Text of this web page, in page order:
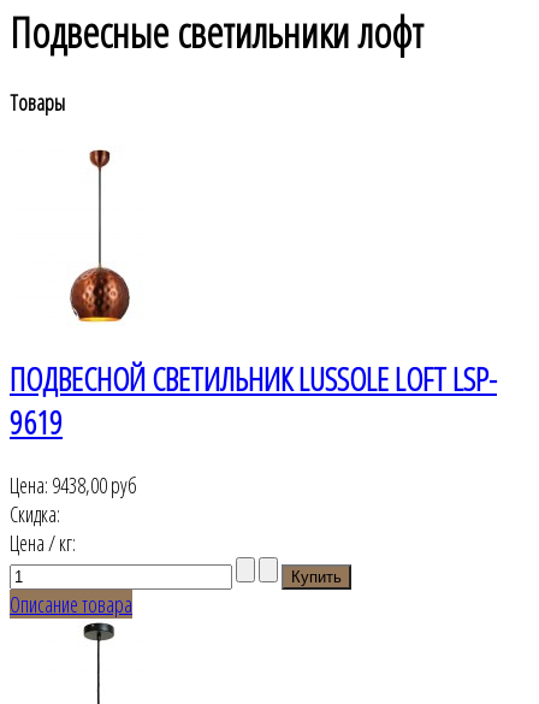
Подвесные светильники лофт
Товары
ПОДВЕСНОЙ СВЕТИЛЬНИК LUSSOLE LOFT LSP-
9619
Цена: 9438,00 руб
Скидка:
Цена / кг:
Описание товара